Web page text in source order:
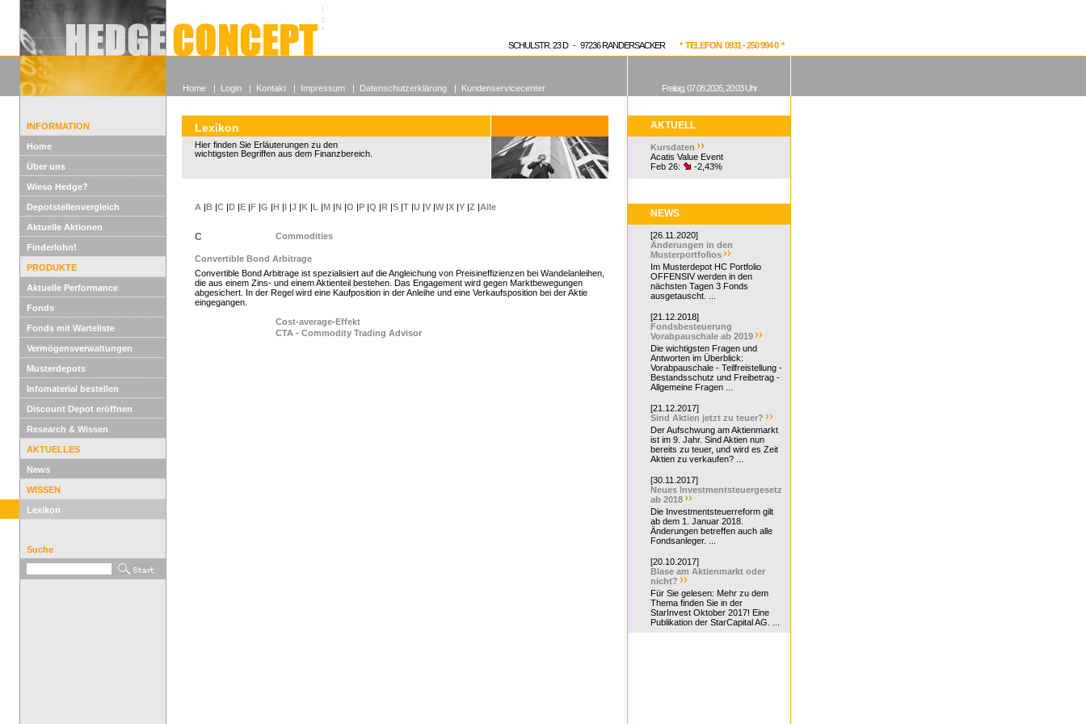
Alle offenen Fonds
Wieso Hedgefonds?
SCHULSTR. 23 D - 97236 RANDERSACKER * TELEFON 0931 - 250 994 0 *
INFORMATION
Home
Über uns
Wieso Hedge?
Depotstellenvergleich
Aktuelle Aktionen
Finderlohn!
PRODUKTE
Aktuelle Performance
Fonds
Fonds mit Warteliste
Vermögensverwaltungen
Musterdepots
Infomaterial bestellen
Discount Depot eröffnen
Research & Wissen
AKTUELLES
News
WISSEN
Lexikon
Suche
Lexikon
Hier finden Sie Erläuterungen zu den
wichtigsten Begriffen aus dem Finanzbereich.
A |B |C |D |E |F |G |H |I |J |K |L |M |N |O |P |Q |R |S |T |U |V |W |X |Y |Z |Alle
C Commodities
Convertible Bond Arbitrage
Convertible Bond Arbitrage ist spezialisiert auf die Angleichung von Preisineffizienzen bei Wandelanleihen,
die aus einem Zins- und einem Aktienteil bestehen. Das Engagement wird gegen Marktbewegungen
abgesichert. In der Regel wird eine Kaufposition in der Anleihe und eine Verkaufsposition bei der Aktie
eingegangen.
Cost-average-Effekt
CTA - Commodity Trading Advisor
AKTUELL
Kursdaten
Acatis Value Event
Feb 26:
-2,43%
NEWS
[26.11.2020]
Änderungen in den
Musterportfolios
Im Musterdepot HC Portfolio
OFFENSIV werden in den
nächsten Tagen 3 Fonds
ausgetauscht. ...
[21.12.2018]
Fondsbesteuerung
Vorabpauschale ab 2019
Die wichtigsten Fragen und
Antworten im Überblick:
Vorabpauschale - Teilfreistellung -
Bestandsschutz und Freibetrag -
Allgemeine Fragen ...
[21.12.2017]
Sind Aktien jetzt zu teuer?
Der Aufschwung am Aktienmarkt
ist im 9. Jahr. Sind Aktien nun
bereits zu teuer, und wird es Zeit
Aktien zu verkaufen? ...
[30.11.2017]
Neues Investmentsteuergesetz
ab 2018
Die Investmentsteuerreform gilt
ab dem 1. Januar 2018.
Änderungen betreffen auch alle
Fondsanleger. ...
[20.10.2017]
Blase am Aktienmarkt oder
nicht?
Für Sie gelesen: Mehr zu dem
Thema finden Sie in der
StarInvest Oktober 2017! Eine
Publikation der StarCapital AG. ...
Home | Login | Kontakt | Impressum | Datenschutzerklärung | Kundenservicecenter Freitag, 07.08.2026, 20:03 Uhr